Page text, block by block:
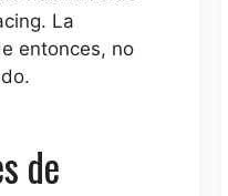
La
entonces, no
de